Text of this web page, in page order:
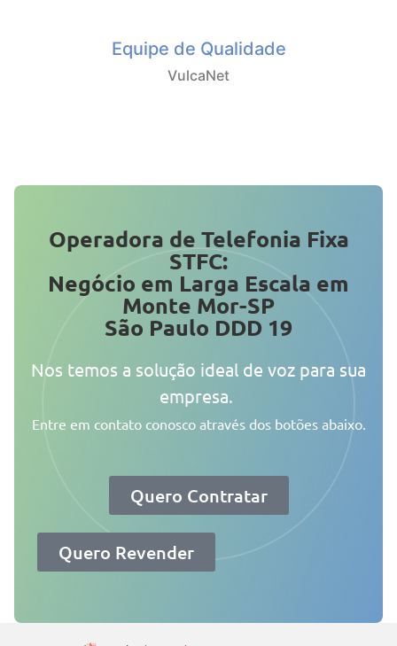
Equipe de Qualidade
VulcaNet
Operadora de Telefonia Fixa
STFC:
Negócio em Larga Escala em
Monte Mor-SP
São Paulo DDD 19
Nos temos a solução ideal de voz para sua
empresa.
Entre em contato conosco através dos botões abaixo.
Quero Contratar
Quero Revender